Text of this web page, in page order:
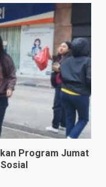
Program Jumat